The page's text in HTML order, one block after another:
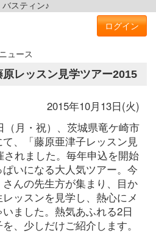
スティン♪
ログイン
ニュース
原レッスン見学ツアー2015
2015年10月13日(火)
（月・祝）、茨城県竜ケ崎市
、「藤原亜津子レッスン見
れました。毎年申込を開始
いになる大人気ツアー。今
んの先生方が集まり、目か
ッスンを見学し、熱心にメ
ました。熱気あふれる2日
、少しだけご紹介します。